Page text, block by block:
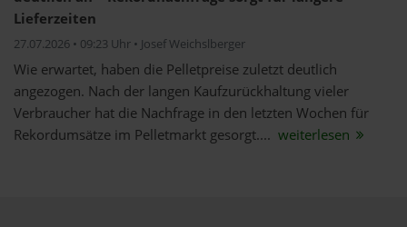
Lieferzeiten
27.07.2026 • 09:23 Uhr • Josef Weichslberger
Wie erwartet, haben die Pelletpreise zuletzt deutlich
angezogen. Nach der langen Kaufzurückhaltung vieler
Verbraucher hat die Nachfrage in den letzten Wochen für
Rekordumsätze im Pelletmarkt gesorgt.... weiterlesen